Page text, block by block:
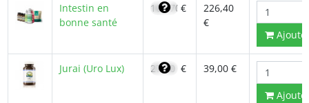
Intestin en
bonne santé
161,70 €
226,40
€
Jurai (Uro Lux) 27,70 € 39,00 €